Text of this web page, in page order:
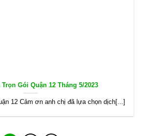
Gói Quận 12 Tháng 5/2023
12 Cảm ơn anh chị đã lựa chọn dịch[...]